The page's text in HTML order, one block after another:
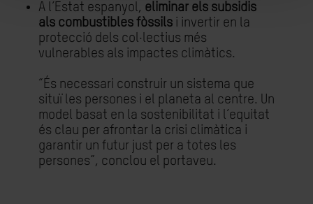
A l’Estat espanyol, eliminar els subsidis
als combustibles fòssils i invertir en la
protecció dels col·lectius més
vulnerables als impactes climàtics.
“És necessari construir un sistema que
situï les persones i el planeta al centre. Un
model basat en la sostenibilitat i l’equitat
és clau per afrontar la crisi climàtica i
garantir un futur just per a totes les
persones”, conclou el portaveu.